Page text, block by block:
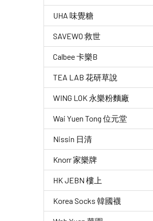
UHA 味覺糖
SAVEWO 救世
Calbee 卡樂B
TEA LAB 花研草說
WING LOK 永樂粉麵廠
Wai Yuen Tong 位元堂
Nissin 日清
Knorr 家樂牌
HK JEBN 樓上
Korea Socks 韓國襪